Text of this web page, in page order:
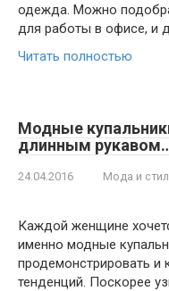
одежда. Можно
для работы в офисе, и
Читать полностью
Модные
длинным
24.04.2016 Мода и
Каждой женщине
именно модные
продемонстрировать и
тенденций. Поскорее